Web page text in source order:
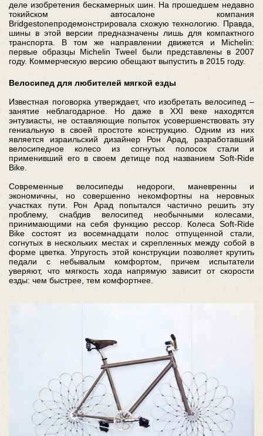
деле изобретения бескамерных шин. На прошедшем недавно
токийском автосалоне компания
Bridgestoneпродемонстрировала схожую технологию. Правда,
шины в этой версии предназначены лишь для компактного
транспорта. В том же направлении движется и Michelin:
первые образцы Michelin Tweel были представлены в 2007
году. Коммерческую версию обещают выпустить в 2015 году.
Велосипед для любителей мягкой езды
Известная поговорка утверждает, что изобретать велосипед –
занятие неблагодарное. Но даже в XXI веке находятся
энтузиасты, не оставляющие попыток усовершенствовать эту
гениальную в своей простоте конструкцию. Одним из них
является израильский дизайнер Рон Арад, разработавший
велосипедное колесо из согнутых полосок стали и
применивший его в своем детище под названием Soft-Ride
Bike.
Современные велосипеды недороги, маневренны и
экономичны, но совершенно некомфортны на неровных
участках пути. Рон Арад попытался частично решить эту
проблему, снабдив велосипед необычными колесами,
принимающими на себя функцию рессор. Колеса Soft-Ride
Bike состоят из восемнадцати полос отпущенной стали,
согнутых в нескольких местах и скрепленных между собой в
форме цветка. Упругость этой конструкции позволяет крутить
педали с небывалым комфортом, причем испытатели
уверяют, что мягкость хода напрямую зависит от скорости
езды: чем быстрее, тем комфортнее.